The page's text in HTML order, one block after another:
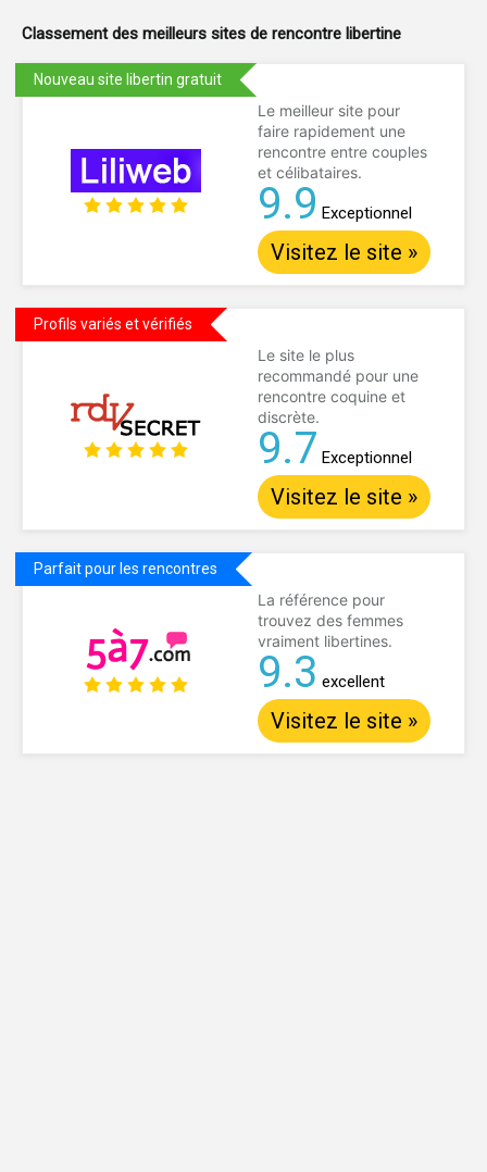
Classement des meilleurs sites de rencontre libertine
Nouveau site libertin gratuit
Le meilleur site pour
faire rapidement une
rencontre entre couples
et célibataires.
9.9 Exceptionnel
Visitez le site »
Profils variés et vérifiés
Le site le plus
recommandé pour une
rencontre coquine et
discrète.
9.7 Exceptionnel
Visitez le site »
Parfait pour les rencontres
La référence pour
trouvez des femmes
vraiment libertines.
9.3 excellent
Visitez le site »